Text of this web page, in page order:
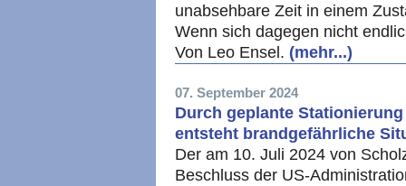
unabsehbare Zeit in einem
Wenn sich dagegen nicht
Von Leo Ensel. (mehr...)
07. September 2024
Durch geplante
entsteht brandgefährliche
Der am 10. Juli 2024 von
Beschluss der US-